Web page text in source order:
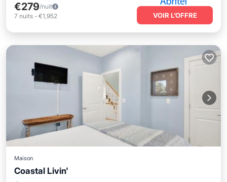
€279/nuit
7 nuits - €1,952 VOIR L’OFFRE
Maison
Coastal Livin'